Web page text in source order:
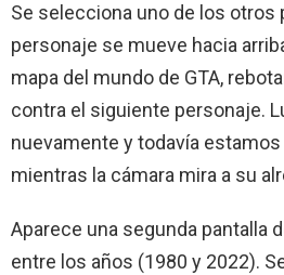
Se selecciona uno de los otros
personaje se mueve hacia
mapa del mundo de GTA,
contra el siguiente personaje.
nuevamente y todavía
mientras la cámara mira a su
Aparece una segunda pantalla
entre los años (1980 y 2022).